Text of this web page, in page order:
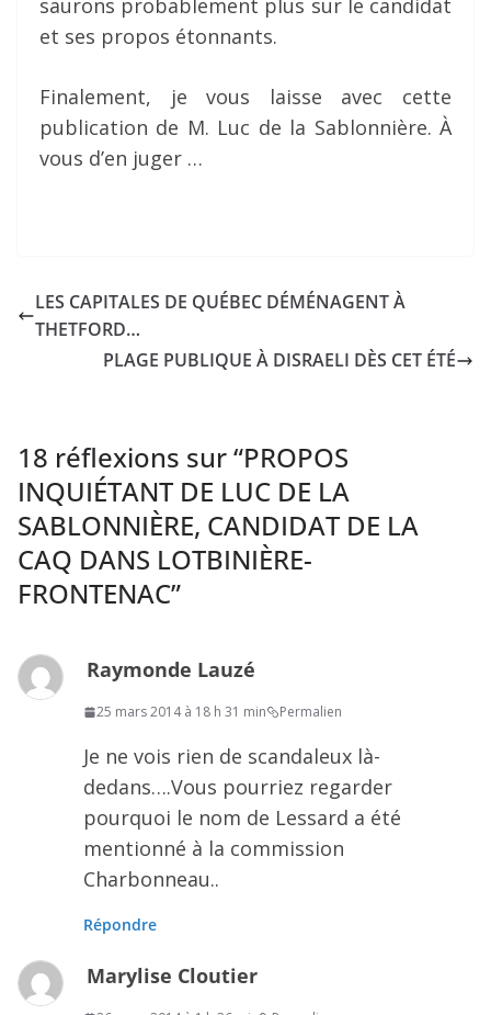
saurons probablement plus sur le candidat
et ses propos étonnants.
Finalement, je vous laisse avec cette
publication de M. Luc de la Sablonnière. À
vous d’en juger …
LES CAPITALES DE QUÉBEC DÉMÉNAGENT À
THETFORD…
PLAGE PUBLIQUE À DISRAELI DÈS CET ÉTÉ
18 réflexions sur “PROPOS
INQUIÉTANT DE LUC DE LA
SABLONNIÈRE, CANDIDAT DE LA
CAQ DANS LOTBINIÈRE-
FRONTENAC”
Raymonde Lauzé
25 mars 2014 à 18 h 31 min Permalien
Je ne vois rien de scandaleux là-
dedans….Vous pourriez regarder
pourquoi le nom de Lessard a été
mentionné à la commission
Charbonneau..
Répondre
Marylise Cloutier